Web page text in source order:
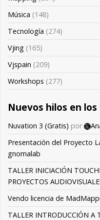
Música (148)
Tecnología (274)
Vjing (165)
Vjspain (209)
Workshops (277)
Nuevos hilos en
Nuvation 3 (Gratis) por
Presentación del Proyecto
gnomalab
TALLER INICIACIÓN
PROYECTOS
Vendo licencia de
TALLER INTRODUCCIÓN A